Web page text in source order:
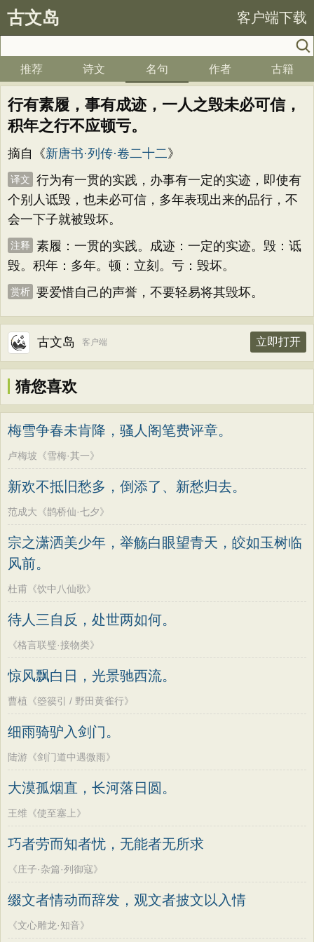
古文岛 客户端下载
推荐 诗文 名句 作者 古籍
行有素履，事有成迹，一人之毁未必可信，
积年之行不应顿亏。
摘自《新唐书·列传·卷二十二》
译文
行为有一贯的实践，办事有一定的实迹，即使有
个别人诋毁，也未必可信，多年表现出来的品行，不
会一下子就被毁坏。
注释
素履：一贯的实践。成迹：一定的实迹。毁：诋
毁。积年：多年。顿：立刻。亏：毁坏。
赏析 要爱惜自己的声誉，不要轻易将其毁坏。
古文岛 客户端 立即打开
猜您喜欢
梅雪争春未肯降，骚人阁笔费评章。
卢梅坡《雪梅·其一》
新欢不抵旧愁多，倒添了、新愁归去。
范成大《鹊桥仙·七夕》
宗之潇洒美少年，举觞白眼望青天，皎如玉树临
风前。
杜甫《饮中八仙歌》
待人三自反，处世两如何。
《格言联璧·接物类》
惊风飘白日，光景驰西流。
曹植《箜篌引 / 野田黄雀行》
细雨骑驴入剑门。
陆游《剑门道中遇微雨》
大漠孤烟直，长河落日圆。
王维《使至塞上》
巧者劳而知者忧，无能者无所求
《庄子·杂篇·列御寇》
缀文者情动而辞发，观文者披文以入情
《文心雕龙·知音》